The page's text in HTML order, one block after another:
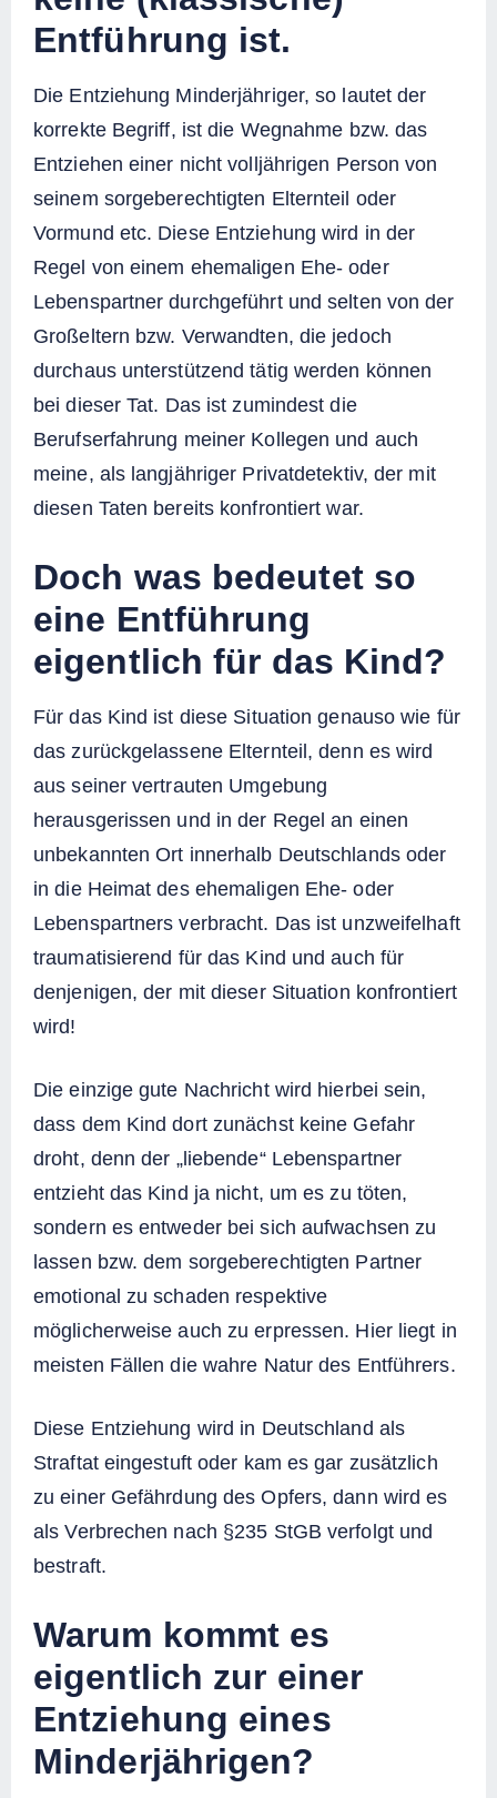
Entführung ist.
Die Entziehung Minderjähriger, so lautet der
korrekte Begriff, ist die Wegnahme bzw. das
Entziehen einer nicht volljährigen Person von
seinem sorgeberechtigten Elternteil oder
Vormund etc. Diese Entziehung wird in der
Regel von einem ehemaligen Ehe- oder
Lebenspartner durchgeführt und selten von der
Großeltern bzw. Verwandten, die jedoch
durchaus unterstützend tätig werden können
bei dieser Tat. Das ist zumindest die
Berufserfahrung meiner Kollegen und auch
meine, als langjähriger Privatdetektiv, der mit
diesen Taten bereits konfrontiert war.
Doch was bedeutet so
eine Entführung
eigentlich für das Kind?
Für das Kind ist diese Situation genauso wie für
das zurückgelassene Elternteil, denn es wird
aus seiner vertrauten Umgebung
herausgerissen und in der Regel an einen
unbekannten Ort innerhalb Deutschlands oder
in die Heimat des ehemaligen Ehe- oder
Lebenspartners verbracht. Das ist unzweifelhaft
traumatisierend für das Kind und auch für
denjenigen, der mit dieser Situation konfrontiert
wird!
Die einzige gute Nachricht wird hierbei sein,
dass dem Kind dort zunächst keine Gefahr
droht, denn der „liebende“ Lebenspartner
entzieht das Kind ja nicht, um es zu töten,
sondern es entweder bei sich aufwachsen zu
lassen bzw. dem sorgeberechtigten Partner
emotional zu schaden respektive
möglicherweise auch zu erpressen. Hier liegt in
meisten Fällen die wahre Natur des Entführers.
Diese Entziehung wird in Deutschland als
Straftat eingestuft oder kam es gar zusätzlich
zu einer Gefährdung des Opfers, dann wird es
als Verbrechen nach §235 StGB verfolgt und
bestraft.
Warum kommt es
eigentlich zur einer
Entziehung eines
Minderjährigen?